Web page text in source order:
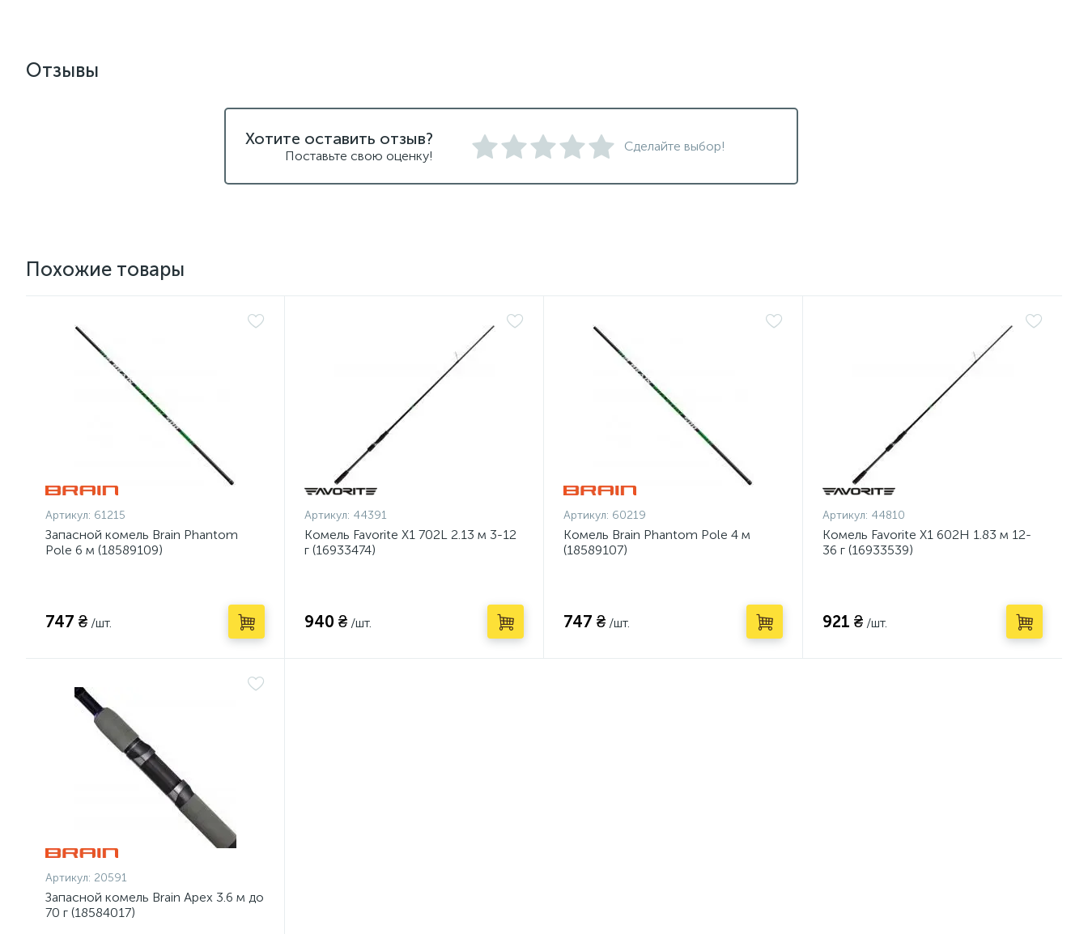
Отзывы
Хотите оставить отзыв?
Поставьте свою оценку!
Сделайте выбор!
Похожие товары
Артикул: 61215
Запасной комель Brain Phantom
Pole 6 м (18589109)
747 ₴ /шт.
Артикул: 44391
Комель Favorite X1 702L 2.13 м 3-12
г (16933474)
940 ₴ /шт.
Артикул: 60219
Комель Brain Phantom Pole 4 м
(18589107)
747 ₴ /шт.
Артикул: 44810
Комель Favorite X1 602H 1.83 м 12-
36 г (16933539)
921 ₴ /шт.
Артикул: 20591
Запасной комель Brain Apex 3.6 м до
70 г (18584017)